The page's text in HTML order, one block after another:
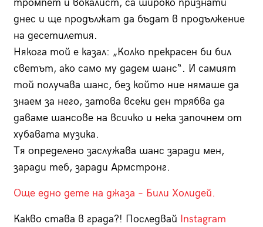
днес и ще продължат да бъдат в продължение
на десетилетия.
Някога той е казал: „Колко прекрасен би бил
светът, ако само му дадем шанс“. И самият
той получава шанс, без който ние нямаше да
знаем за него, затова всеки ден трябва да
даваме шансове на всичко и нека започнем от
хубавата музика.
Тя определено заслужава шанс заради мен,
заради теб, заради Армстронг.
Още едно дете на джаза – Били Холидей.
Какво става в града?! Последвай Instagram